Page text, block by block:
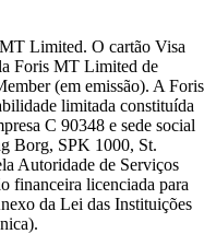
Limited. O cartão Visa
Foris MT Limited de
(em emissão). A Foris
limitada constituída
C 90348 e sede social
Borg, SPK 1000, St.
Autoridade de Serviços
financeira licenciada para
da Lei das Instituições